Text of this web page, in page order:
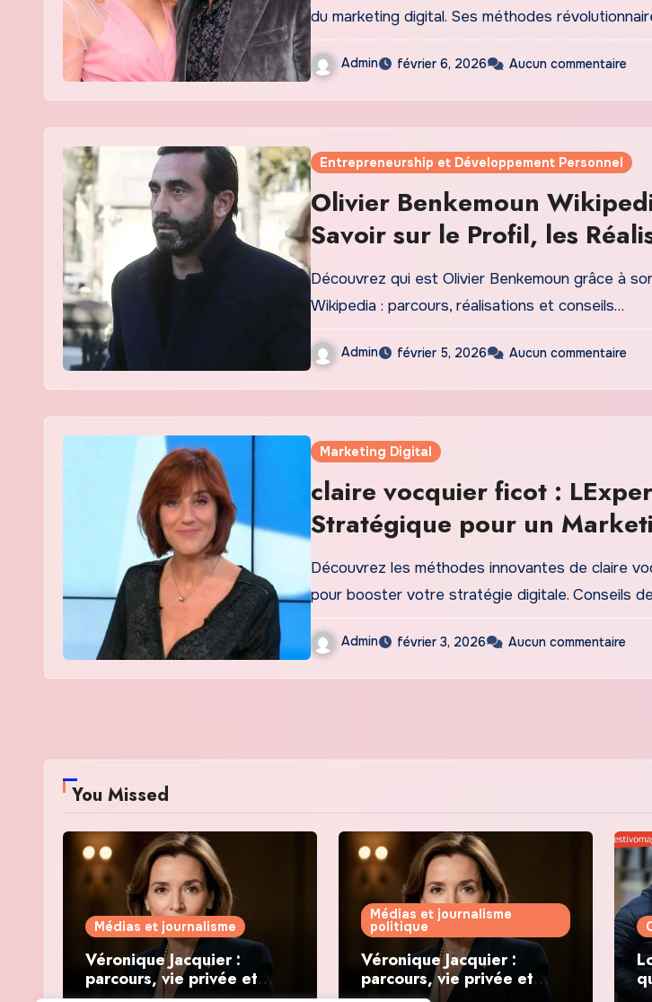
du marketing digital. Ses méthodes
Admin février 6, 2026 Aucun commentaire
Entrepreneurship et Développement Personnel
Olivier Benkemoun
Savoir sur le Profil, les
lHéritage de lEntrepreneur
Découvrez qui est Olivier Benkemoun grâce à
Wikipedia : parcours, réalisations et conseils…
Admin février 5, 2026 Aucun commentaire
Marketing Digital
claire vocquier ficot :
Stratégique pour un
Digital Révolutionnaire
Découvrez les méthodes innovantes de claire
pour booster votre stratégie digitale. Conseils
Admin février 3, 2026 Aucun commentaire
You Missed
Médias et journalisme
Véronique Jacquier :
parcours, vie privée et
Médias et journalisme
politique
Véronique Jacquier :
parcours, vie privée et